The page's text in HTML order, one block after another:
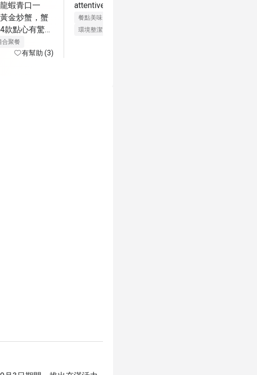
蝦青口一
金炒蟹，蟹
款點心有驚
W自家雪
飲。 環境闊
合聚餐
有幫助 (3)
attentive and friendly staffs..Love this place!
餐點美味
環境整潔